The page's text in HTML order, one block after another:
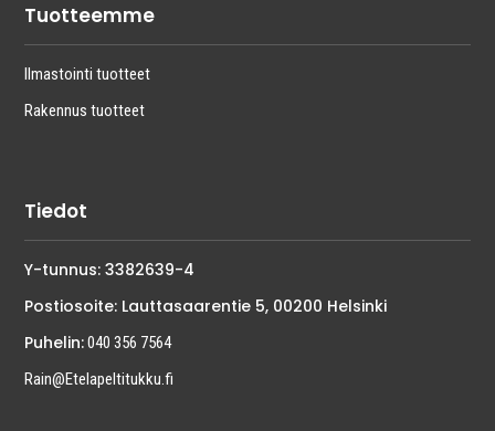
Tuotteemme
Ilmastointi tuotteet
Rakennus tuotteet
Tiedot
Y-tunnus: 3382639-4
Postiosoite: Lauttasaarentie 5, 00200 Helsinki
Puhelin:040 356 7564
Rain@Etelapeltitukku.fi